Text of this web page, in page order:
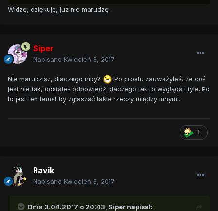
Widzę, dziękuję, już nie marudzę.
Siper
Napisano Kwiecień 3, 2017
Nie marudzisz, dlaczego niby?
Po prostu zauważyłeś, że coś
jest nie tak, dostałeś odpowiedź dlaczego tak to wygląda i tyle. Po
to jest ten temat by zgłaszać takie rzeczy między innymi.
1
Ravik
Napisano Kwiecień 3, 2017
Dnia 3.04.2017 o 20:43, Siper napisał: